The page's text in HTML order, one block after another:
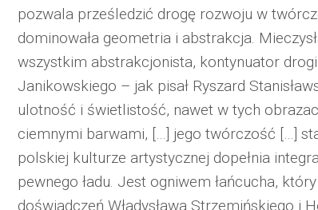
pozwala prześledzić drogę rozwoju w
dominowała geometria i abstrakcja.
wszystkim abstrakcjonista, kontynuator
Janikowskiego – jak pisał Ryszard
ulotność i świetlistość, nawet w tych
ciemnymi barwami, […] jego twórczość […]
polskiej kulturze artystycznej dopełnia
pewnego ładu. Jest ogniwem łańcucha,
doświadczeń Władysława Strzemińskiego i